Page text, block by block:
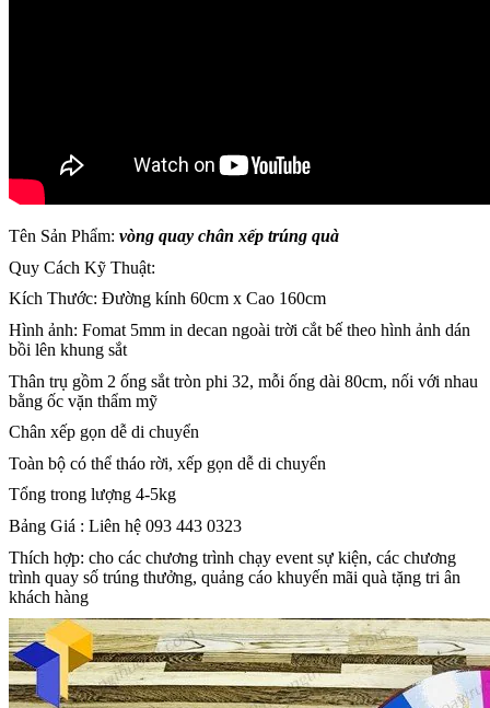
Tên Sản Phẩm: vòng quay chân xếp trúng quà
Quy Cách Kỹ Thuật:
Kích Thước: Đường kính 60cm x Cao 160cm
Hình ảnh: Fomat 5mm in decan ngoài trời cắt bế theo hình ảnh dán
bồi lên khung sắt
Thân trụ gồm 2 ống sắt tròn phi 32, mỗi ống dài 80cm, nối với nhau
bằng ốc vặn thẩm mỹ
Chân xếp gọn dễ di chuyển
Toàn bộ có thể tháo rời, xếp gọn dễ di chuyển
Tổng trong lượng 4-5kg
Bảng Giá : Liên hệ 093 443 0323
Thích hợp: cho các chương trình chạy event sự kiện, các chương
trình quay số trúng thưởng, quảng cáo khuyến mãi quà tặng tri ân
khách hàng